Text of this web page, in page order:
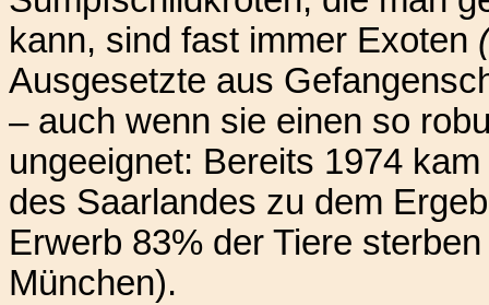
kann, sind fast immer Exoten
Ausgesetzte aus
– auch wenn sie einen so
ungeeignet: Bereits 1974
des Saarlandes zu dem
Erwerb 83% der Tiere
München).